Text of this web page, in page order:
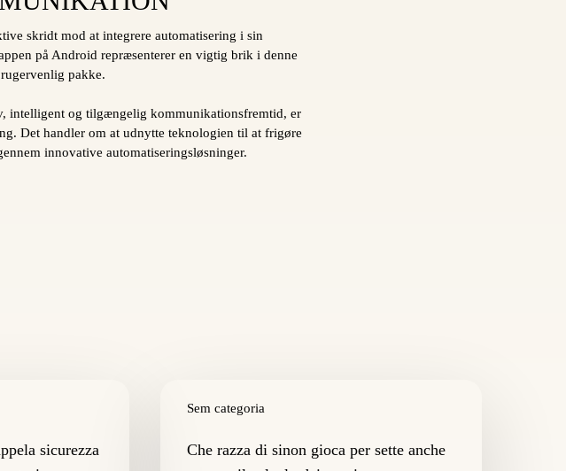
skridt mod at integrere automatisering i sin
på Android repræsenterer en vigtig brik i denne
pakke.
intelligent og tilgængelig kommunikationsfremtid, er
Det handler om at udnytte teknologien til at frigøre
innovative automatiseringsløsninger.
sicurezza
Sem categoria
razza
sinonChe razza di sinon gioca per sette anche